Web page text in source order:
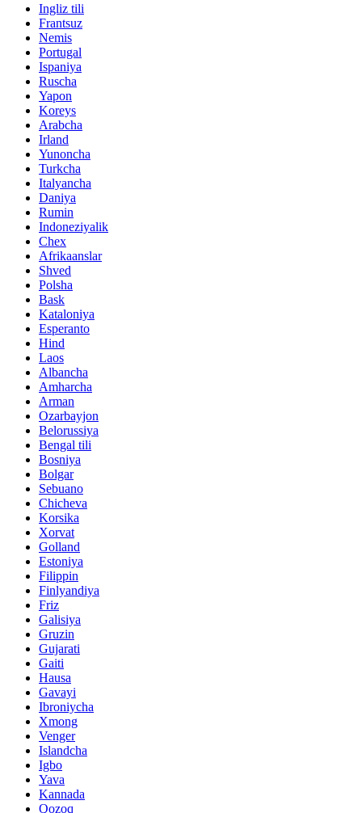
Ingliz tili
Frantsuz
Nemis
Portugal
Ispaniya
Ruscha
Yapon
Koreys
Arabcha
Irland
Yunoncha
Turkcha
Italyancha
Daniya
Rumin
Indoneziyalik
Chex
Afrikaanslar
Shved
Polsha
Bask
Kataloniya
Esperanto
Hind
Laos
Albancha
Amharcha
Arman
Ozarbayjon
Belorussiya
Bengal tili
Bosniya
Bolgar
Sebuano
Chicheva
Korsika
Xorvat
Golland
Estoniya
Filippin
Finlyandiya
Friz
Galisiya
Gruzin
Gujarati
Gaiti
Hausa
Gavayi
Ibroniycha
Xmong
Venger
Islandcha
Igbo
Yava
Kannada
Qozoq